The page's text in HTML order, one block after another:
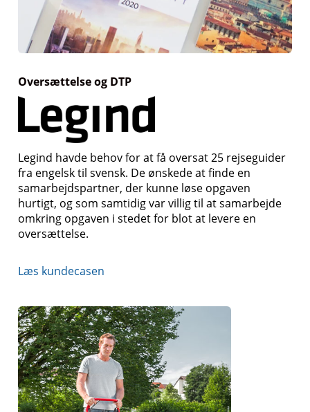
Oversættelse og DTP
Legind havde behov for at få oversat 25 rejseguider
fra engelsk til svensk. De ønskede at finde en
samarbejdspartner, der kunne løse opgaven
hurtigt, og som samtidig var villig til at samarbejde
omkring opgaven i stedet for blot at levere en
oversættelse.
Læs kundecasen